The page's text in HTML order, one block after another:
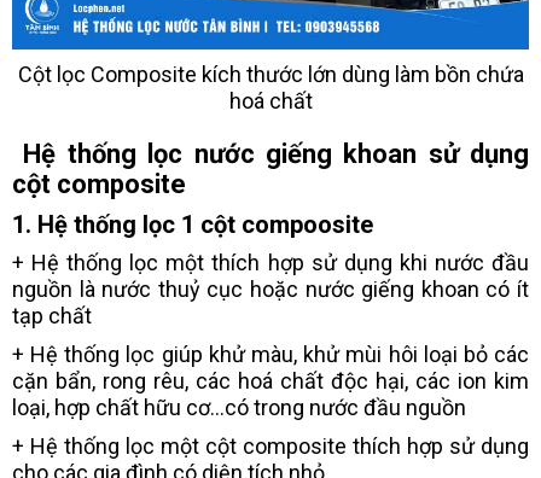
Cột lọc Composite kích thước lớn dùng làm bồn chứa
hoá chất
Hệ thống lọc nước giếng khoan sử dụng
cột composite
1. Hệ thống lọc 1 cột compoosite
+ Hệ thống lọc một thích hợp sử dụng khi nước đầu
nguồn là nước thuỷ cục hoặc nước giếng khoan có ít
tạp chất
+ Hệ thống lọc giúp khử màu, khử mùi hôi loại bỏ các
cặn bẩn, rong rêu, các hoá chất độc hại, các ion kim
loại, hợp chất hữu cơ...có trong nước đầu nguồn
+ Hệ thống lọc một cột composite thích hợp sử dụng
cho các gia đình có diện tích nhỏ